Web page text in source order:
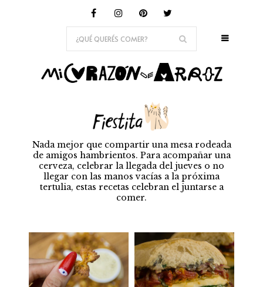
Nada mejor que compartir una mesa rodeada
de amigos hambrientos. Para acompañar una
cerveza, celebrar la llegada del jueves o no
llegar con las manos vacías a la próxima
tertulia, estas recetas celebran el juntarse a
comer.